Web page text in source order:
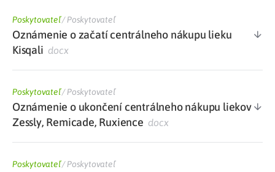
Poskytovateľ/Poskytovateľ
Oznámenie o začatí centrálneho nákupu lieku
Kisqali docx
Poskytovateľ/Poskytovateľ
Oznámenie o ukončení centrálneho nákupu liekov
Zessly, Remicade, Ruxience docx
Poskytovateľ/Poskytovateľ